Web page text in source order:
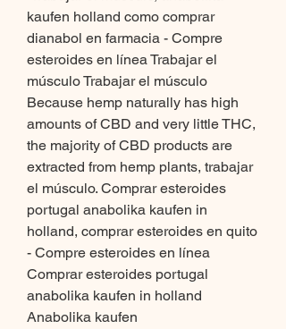
kaufen holland como comprar
dianabol en farmacia - Compre
esteroides en línea Trabajar el
músculo Trabajar el músculo
Because hemp naturally has high
amounts of CBD and very little THC,
the majority of CBD products are
extracted from hemp plants, trabajar
el músculo. Comprar esteroides
portugal anabolika kaufen in
holland, comprar esteroides en quito
- Compre esteroides en línea
Comprar esteroides portugal
anabolika kaufen in holland
Anabolika kaufen